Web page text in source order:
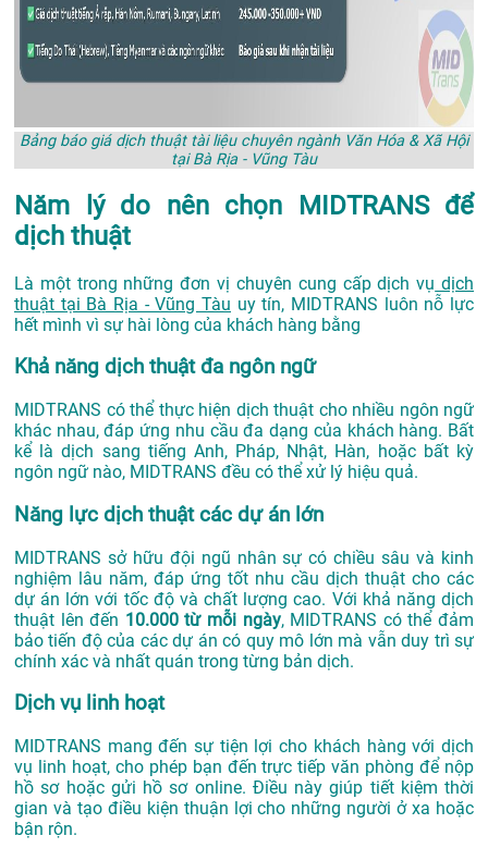
Bảng báo giá dịch thuật tài liệu chuyên ngành Văn Hóa & Xã Hội
tại Bà Rịa - Vũng Tàu
Năm lý do nên chọn MIDTRANS để
dịch thuật
Là một trong những đơn vị chuyên cung cấp dịch vụ dịch
thuật tại Bà Rịa - Vũng Tàu uy tín, MIDTRANS luôn nỗ lực
hết mình vì sự hài lòng của khách hàng bằng
Khả năng dịch thuật đa ngôn ngữ
MIDTRANS có thể thực hiện dịch thuật cho nhiều ngôn ngữ
khác nhau, đáp ứng nhu cầu đa dạng của khách hàng. Bất
kể là dịch sang tiếng Anh, Pháp, Nhật, Hàn, hoặc bất kỳ
ngôn ngữ nào, MIDTRANS đều có thể xử lý hiệu quả.
Năng lực dịch thuật các dự án lớn
MIDTRANS sở hữu đội ngũ nhân sự có chiều sâu và kinh
nghiệm lâu năm, đáp ứng tốt nhu cầu dịch thuật cho các
dự án lớn với tốc độ và chất lượng cao. Với khả năng dịch
thuật lên đến 10.000 từ mỗi ngày, MIDTRANS có thể đảm
bảo tiến độ của các dự án có quy mô lớn mà vẫn duy trì sự
chính xác và nhất quán trong từng bản dịch.
Dịch vụ linh hoạt
MIDTRANS mang đến sự tiện lợi cho khách hàng với dịch
vụ linh hoạt, cho phép bạn đến trực tiếp văn phòng để nộp
hồ sơ hoặc gửi hồ sơ online. Điều này giúp tiết kiệm thời
gian và tạo điều kiện thuận lợi cho những người ở xa hoặc
bận rộn.